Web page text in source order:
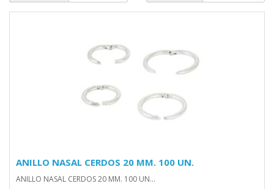
ANILLO NASAL CERDOS 20 MM. 100 UN.
ANILLO NASAL CERDOS 20 MM. 100 UN...